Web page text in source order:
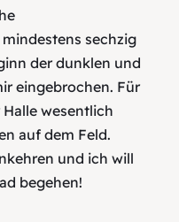
sechzig
der dunklen und
eingebrochen. Für
wesentlich
auf dem Feld.
und ich will
begehen!